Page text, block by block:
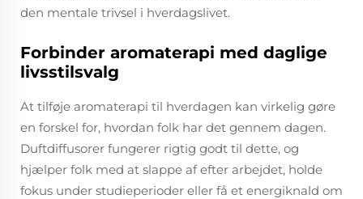
den mentale trivsel i hverdagslivet.
Forbinder aromaterapi med daglige
livsstilsvalg
At tilføje aromaterapi til hverdagen kan virkelig gøre
en forskel for, hvordan folk har det gennem dagen.
Duftdiffusorer fungerer rigtig godt til dette, og
hjælper folk med at slappe af efter arbejdet, holde
fokus under studieperioder eller få et energiknald om